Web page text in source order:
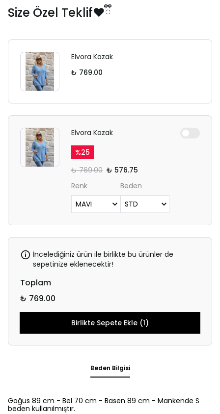
Size Özel Teklif❤️ྀི
Elvora Kazak
₺ 769.00
Elvora Kazak
%25
₺ 769.00 ₺ 576.75
Renk
Beden
İncelediğiniz ürün ile birlikte bu ürünler de
sepetinize eklenecektir!
Toplam
₺ 769.00
Birlikte Sepete Ekle (1)
Beden Bilgisi
Göğüs 89 cm - Bel 70 cm - Basen 89 cm - Mankende S
beden kullanılmıştır.